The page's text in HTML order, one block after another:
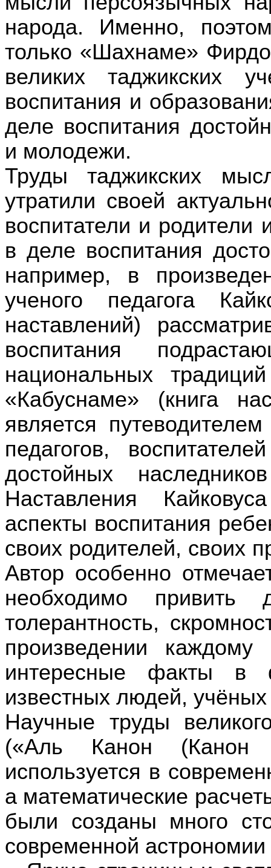
народа. Именно,
только «Шахнаме»
великих таджикских
воспитания и
деле воспитания
и молодежи.
Труды таджикских
утратили своей
воспитатели и родители
в деле воспитания
например, в
ученого педагога
наставлений)
воспитания
национальных
«Кабуснаме» (книга
является
педагогов,
достойных
Наставления
аспекты воспитания
своих родителей, своих
Автор особенно
необходимо привить
толерантность,
произведении каждому
интересные факты в
известных людей,
Научные труды
(«Аль Канон
используется в
а математические
были созданы много
современной астрономии